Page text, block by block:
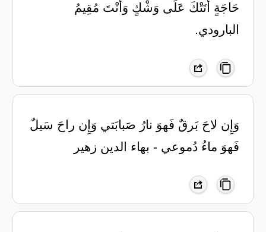
حَاجَةٍ ‏أَتَتْكَ عَلَى وَشْكٍ وَأَنْتَ مُقِيمُ
‏البارودي.
وَإِن لاحَ بَرقٌ فَهوَ نارُ صَبابَتي وَإِن راحَ سَيلٌ
فَهوَ ماءُ دُموعي - بهاء الدين زهير